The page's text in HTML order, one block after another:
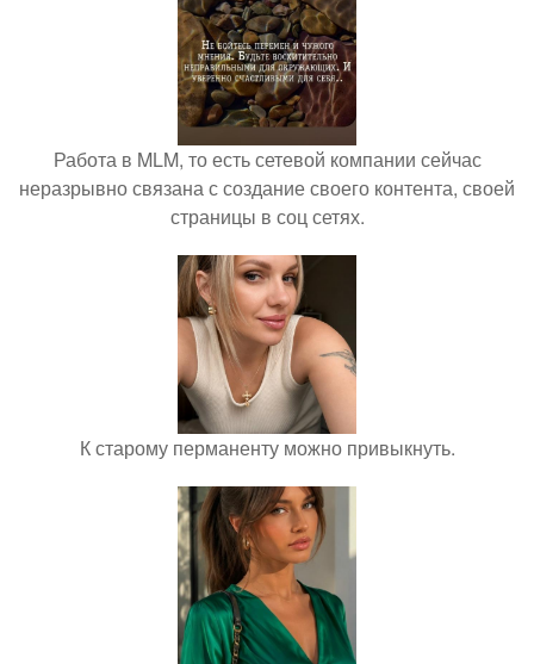
Работа в MLM, то есть сетевой компании сейчас
неразрывно связана с создание своего контента, своей
страницы в соц сетях.
К старому перманенту можно привыкнуть.